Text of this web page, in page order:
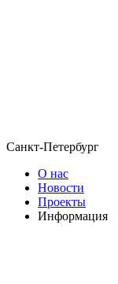
Санкт-Петербург
О нас
Новости
Проекты
Информация